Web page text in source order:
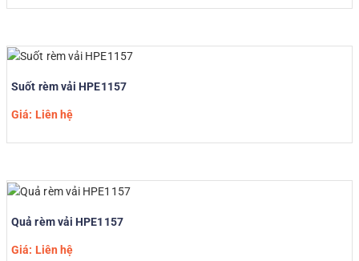
Suốt rèm vải HPE1157
Giá: Liên hệ
Quả rèm vải HPE1157
Giá: Liên hệ